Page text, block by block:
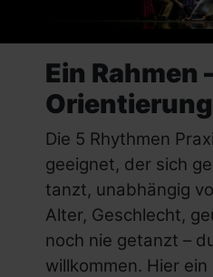
Ein Rahmen
Die 5 Rhythmen
geeignet, der sich
tanzt, unabhängig
Alter, Geschlecht,
noch nie getanzt –
willkommen. Hier